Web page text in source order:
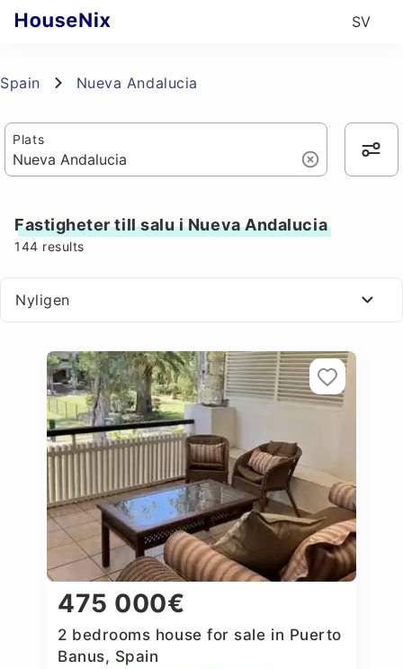
SV
Spain Nueva Andalucia
Plats
Fastigheter till salu i Nueva Andalucia
144 results
Nyligen
475 000€
2 bedrooms house for sale in Puerto
Banus, Spain